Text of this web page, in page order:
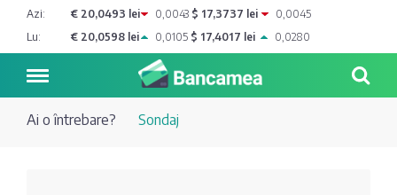
Azi: € 20,0493 lei 0,0043 $ 17,3737 lei
0,0045
Lu:
€ 20,0598 lei 0,0105 $ 17,4017 lei 0,0280
Ai o întrebare? Sondaj